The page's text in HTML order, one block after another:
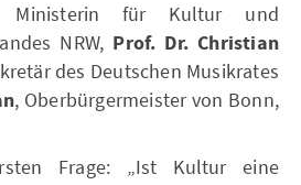
für Kultur und
NRW, Prof. Dr. Christian
des Deutschen Musikrates
, Oberbürgermeister von Bonn,
Frage: „Ist Kultur eine